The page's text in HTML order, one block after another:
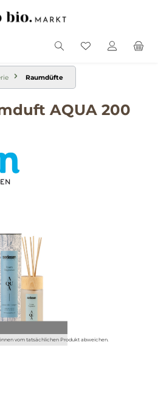
Raumdüfte
AQUA 200
vom tatsächlichen Produkt abweichen.